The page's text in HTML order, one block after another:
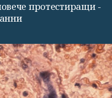
протестиращи -